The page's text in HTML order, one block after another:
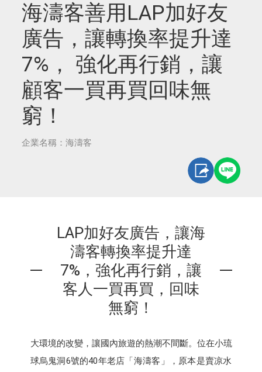
海濤客善用LAP加好友
廣告，讓轉換率提升達
7%， 強化再行銷，讓
顧客一買再買回味無
窮！
企業名稱：海濤客
LAP加好友廣告，讓海
濤客轉換率提升達
7%，強化再行銷，讓
客人一買再買，回味
無窮！
大環境的改變，讓國內旅遊的熱潮不間斷。位在小琉
球烏鬼洞6號的40年老店「海濤客」，原本是賣凉水